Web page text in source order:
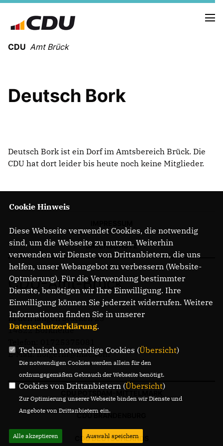
CDU Amt Brück
OTTHEINER KLEINERÜSCHKAMP
PHILIPP KONOPKA
Erklärt in 12 Min Gaskraftwerke
PRESSE
BORKHEIDE
BORKWALDE
NEUENDORF
BAITZ
ALT BORK
DEUTSCH BORK
Mitmachen
Ich bin dafür
Deutsch Bork
Deutsch Bork ist ein Dorf im Amtsbereich Brück. Die
CDU hat dort leider bis heute noch keine Mitglieder.
DATENSCHUTZ
CDU-Amt-Brück
In den langen Stücken 23
14822 Borkheide
E-Mail: holgerm@mac.com
CDU BRANDENBURG
CDU DEUTSCHLANDS
Cookie Hinweis
Diese Webseite verwendet Cookies, die notwendig
sind, um die Webseite zu nutzen. Weiterhin
verwenden wir Dienste von Drittanbietern, die uns
helfen, unser Webangebot zu verbessern (Website-
Optmierung). Für die Verwendung bestimmter
Dienste, benötigen wir Ihre Einwilligung. Ihre
Einwilligung können Sie jederzeit widerrufen. Weitere
Informationen finden Sie in unserer
Datenschutzerklärung.
Technisch notwendige Cookies (Übersicht)
Die notwendigen Cookies werden allein für den
ordnungsgemäßen Gebrauch der Webseite benötigt.
Cookies von Drittanbietern (Übersicht)
Zur Optimierung unserer Webseite binden wir Dienste und
Angebote von Drittanbietern ein.
Alle akzeptieren Auswahl speichern